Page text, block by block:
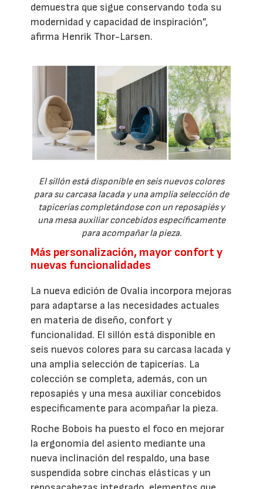
demuestra que sigue conservando toda su
modernidad y capacidad de inspiración”,
afirma Henrik Thor-Larsen.
El sillón está disponible en seis nuevos colores
para su carcasa lacada y una amplia selección de
tapicerías completándose con un reposapiés y
una mesa auxiliar concebidos específicamente
para acompañar la pieza.
Más personalización, mayor confort y
nuevas funcionalidades
La nueva edición de Ovalia incorpora mejoras
para adaptarse a las necesidades actuales
en materia de diseño, confort y
funcionalidad. El sillón está disponible en
seis nuevos colores para su carcasa lacada y
una amplia selección de tapicerías. La
colección se completa, además, con un
reposapiés y una mesa auxiliar concebidos
específicamente para acompañar la pieza.
Roche Bobois ha puesto el foco en mejorar
la ergonomía del asiento mediante una
nueva inclinación del respaldo, una base
suspendida sobre cinchas elásticas y un